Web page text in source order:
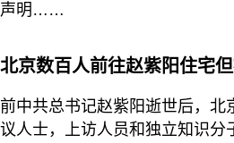
声明……
北京数百人前往赵紫阳住宅
前中共总书记赵紫阳逝世后，北
议人士，上访人员和独立知识分